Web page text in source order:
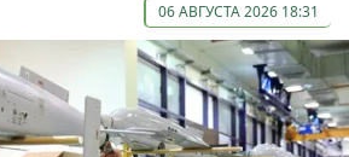
06 АВГУСТА 2026 18:31